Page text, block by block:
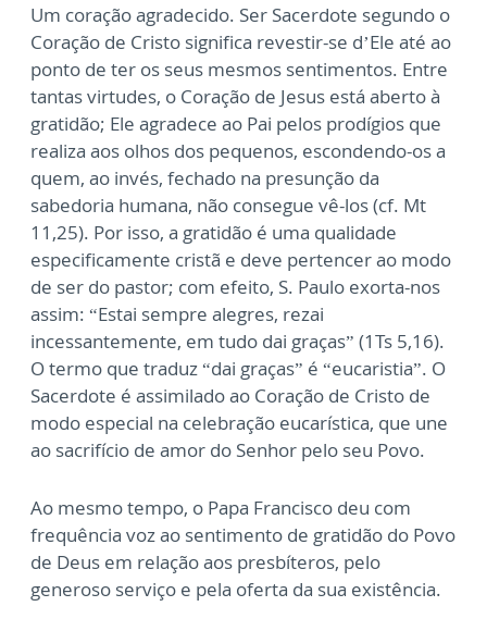
Um coração agradecido. Ser Sacerdote segundo o
Coração de Cristo significa revestir-se d’Ele até ao
ponto de ter os seus mesmos sentimentos. Entre
tantas virtudes, o Coração de Jesus está aberto à
gratidão; Ele agradece ao Pai pelos prodígios que
realiza aos olhos dos pequenos, escondendo-os a
quem, ao invés, fechado na presunção da
sabedoria humana, não consegue vê-los (cf. Mt
11,25). Por isso, a gratidão é uma qualidade
especificamente cristã e deve pertencer ao modo
de ser do pastor; com efeito, S. Paulo exorta-nos
assim: “Estai sempre alegres, rezai
incessantemente, em tudo dai graças” (1Ts 5,16).
O termo que traduz “dai graças” é “eucaristia”. O
Sacerdote é assimilado ao Coração de Cristo de
modo especial na celebração eucarística, que une
ao sacrifício de amor do Senhor pelo seu Povo.
Ao mesmo tempo, o Papa Francisco deu com
frequência voz ao sentimento de gratidão do Povo
de Deus em relação aos presbíteros, pelo
generoso serviço e pela oferta da sua existência.